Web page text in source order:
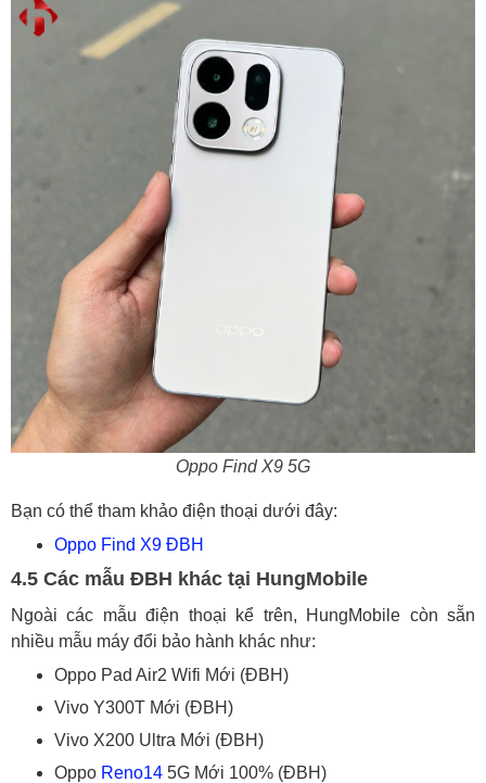
Oppo Find X9 5G
Bạn có thể tham khảo điện thoại dưới đây:
Oppo Find X9 ĐBH
4.5 Các mẫu ĐBH khác tại HungMobile
Ngoài các mẫu điện thoại kể trên, HungMobile còn sẵn
nhiều mẫu máy đổi bảo hành khác như:
Oppo Pad Air2 Wifi Mới (ĐBH)
Vivo Y300T Mới (ĐBH)
Vivo X200 Ultra Mới (ĐBH)
Oppo Reno14 5G Mới 100% (ĐBH)